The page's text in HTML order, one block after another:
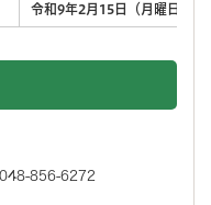
令和9年2月15日（月曜日）
048-856-6272